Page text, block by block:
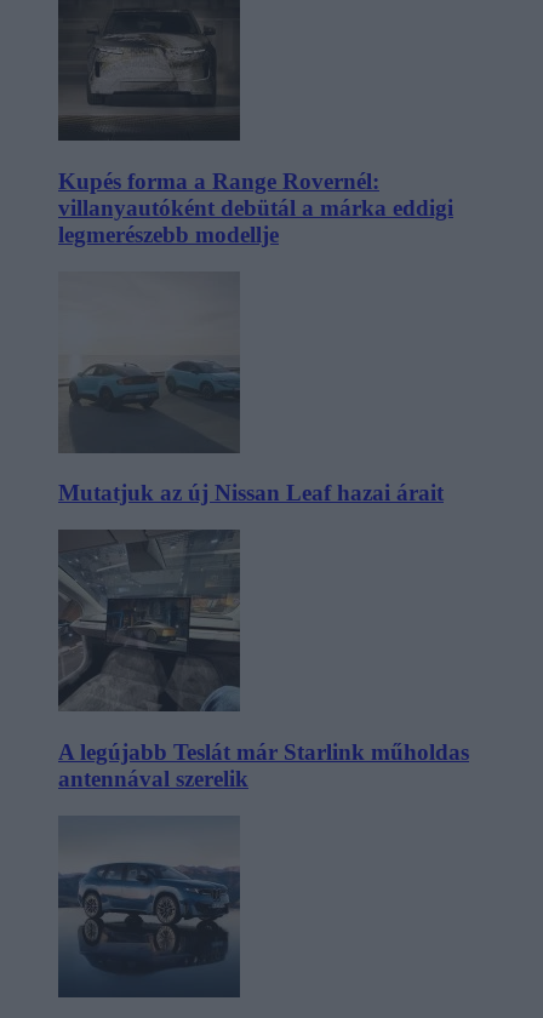
Kupés forma a Range Rovernél:
villanyautóként debütál a márka eddigi
legmerészebb modellje
Mutatjuk az új Nissan Leaf hazai árait
A legújabb Teslát már Starlink műholdas
antennával szerelik